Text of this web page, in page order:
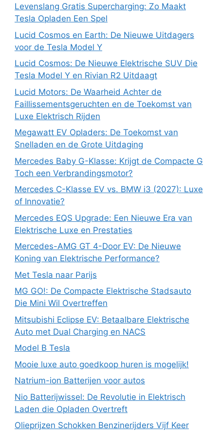
Levenslang Gratis Supercharging: Zo Maakt
Tesla Opladen Een Spel
Lucid Cosmos en Earth: De Nieuwe Uitdagers
voor de Tesla Model Y
Lucid Cosmos: De Nieuwe Elektrische SUV Die
Tesla Model Y en Rivian R2 Uitdaagt
Lucid Motors: De Waarheid Achter de
Faillissementsgeruchten en de Toekomst van
Luxe Elektrisch Rijden
Megawatt EV Opladers: De Toekomst van
Snelladen en de Grote Uitdaging
Mercedes Baby G-Klasse: Krijgt de Compacte G
Toch een Verbrandingsmotor?
Mercedes C-Klasse EV vs. BMW i3 (2027): Luxe
of Innovatie?
Mercedes EQS Upgrade: Een Nieuwe Era van
Elektrische Luxe en Prestaties
Mercedes-AMG GT 4-Door EV: De Nieuwe
Koning van Elektrische Performance?
Met Tesla naar Parijs
MG GO!: De Compacte Elektrische Stadsauto
Die Mini Wil Overtreffen
Mitsubishi Eclipse EV: Betaalbare Elektrische
Auto met Dual Charging en NACS
Model B Tesla
Mooie luxe auto goedkoop huren is mogelijk!
Natrium-ion Batterijen voor autos
Nio Batterijwissel: De Revolutie in Elektrisch
Laden die Opladen Overtreft
Olieprijzen Schokken Benzinerijders Vijf Keer